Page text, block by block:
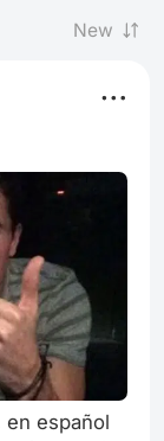
New
en español